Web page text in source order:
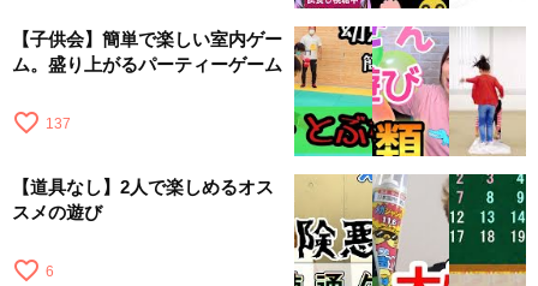
【子供会】簡単で楽しい室内ゲー
ム。盛り上がるパーティーゲーム
favorite_border 137
【道具なし】2人で楽しめるオス
スメの遊び
favorite_border 6